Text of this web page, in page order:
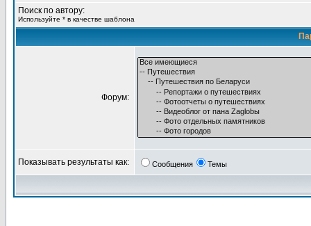
Поиск по автору:
Используйте * в качестве шаблона
Форум:
Показывать результаты как: Сообщения Темы